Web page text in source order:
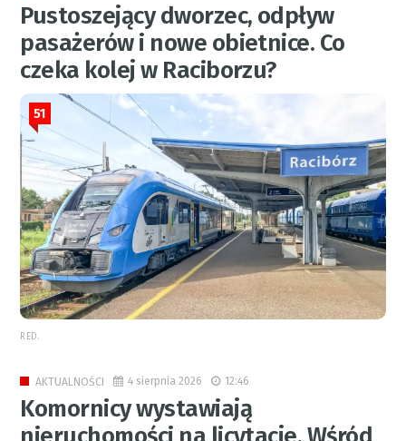
Pustoszejący dworzec, odpływ
pasażerów i nowe obietnice. Co
czeka kolej w Raciborzu?
51
RED.
AKTUALNOŚCI 4 sierpnia 2026 12:46
Komornicy wystawiają